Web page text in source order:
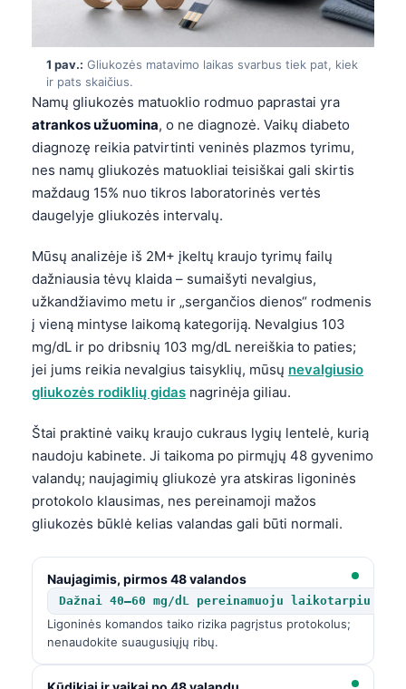
1 pav.: Gliukozės matavimo laikas svarbus tiek pat, kiek
ir pats skaičius.
Namų gliukozės matuoklio rodmuo paprastai yra
atrankos užuomina, o ne diagnozė. Vaikų diabeto
diagnozę reikia patvirtinti veninės plazmos tyrimu,
nes namų gliukozės matuokliai teisiškai gali skirtis
maždaug 15% nuo tikros laboratorinės vertės
daugelyje gliukozės intervalų.
Mūsų analizėje iš 2M+ įkeltų kraujo tyrimų failų
dažniausia tėvų klaida – sumaišyti nevalgius,
užkandžiavimo metu ir „sergančios dienos“ rodmenis
į vieną mintyse laikomą kategoriją. Nevalgius 103
mg/dL ir po dribsnių 103 mg/dL nereiškia to paties;
jei jums reikia nevalgius taisyklių, mūsų nevalgiusio
gliukozės rodiklių gidas nagrinėja giliau.
Štai praktinė vaikų kraujo cukraus lygių lentelė, kurią
naudoju kabinete. Ji taikoma po pirmųjų 48 gyvenimo
valandų; naujagimių gliukozė yra atskiras ligoninės
protokolo klausimas, nes pereinamoji mažos
gliukozės būklė kelias valandas gali būti normali.
Naujagimis, pirmos 48 valandos
Dažnai 40–60 mg/dL pereinamuoju laikotarpiu
Ligoninės komandos taiko rizika pagrįstus protokolus;
nenaudokite suaugusiųjų ribų.